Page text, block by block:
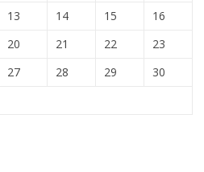
13 14 15
16
20 21 22
23
27 28 29
30